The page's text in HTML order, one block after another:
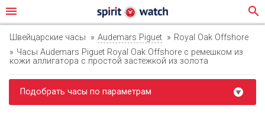
menu search
Швейцарские часы Audemars Piguet
Royal Oak Offshore
Часы Audemars Piguet Royal Oak Offshore с ремешком из
кожи аллигатора с простой застежкой из золота
Подобрать часы по параметрам